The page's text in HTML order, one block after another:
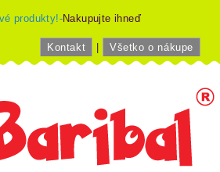
produkty!-Nakupujte ihneď
Kontakt Všetko o nákupe